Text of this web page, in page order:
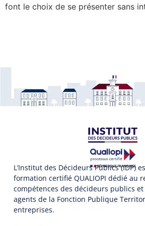
font le choix de se présenter sans
L’Institut des Décideurs Publics (IDP)
formation certifié QUALIOPI dédié au
compétences des décideurs publics
agents de la Fonction Publique
entreprises.